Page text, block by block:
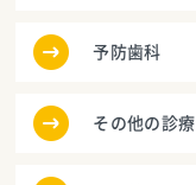
予防歯科
その他の診療